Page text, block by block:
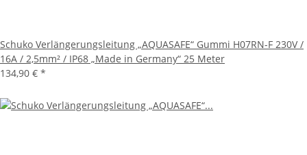
Schuko Verlängerungsleitung „AQUASAFE“ Gummi H07RN-F 230V /
16A / 2,5mm² / IP68 „Made in Germany“ 25 Meter
134,90 € *